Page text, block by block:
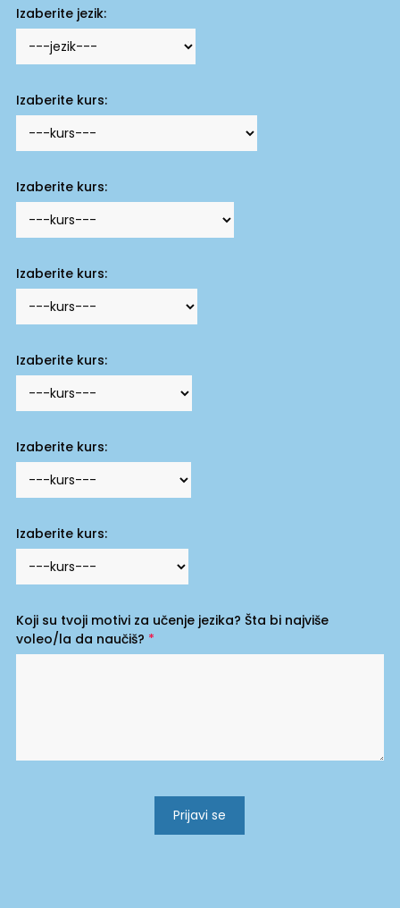
Izaberite jezik:
Izaberite kurs:
Izaberite kurs:
Izaberite kurs:
Izaberite kurs:
Izaberite kurs:
Izaberite kurs:
Koji su tvoji motivi za učenje jezika? Šta bi najviše
voleo/la da naučiš? *
Prijavi se